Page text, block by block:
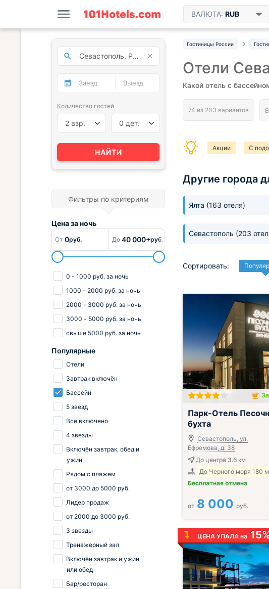
ВАЛЮТА: RUB
Гостиницы России
Отели
Какой отель с
Акции С
Другие города
Ялта (163 отеля)
Севастополь (203
Сортировать:
Завтрак включён
Парк-Отель
бухта
Севастополь, ул.
Ефремова, д. 38
До центра 3.6 км
До Черного моря 180 м
Бесплатная отмена
от 8 000 руб.
ЦЕНА УПАЛА на
Количество гостей
2 взр. 0 дет.
НАЙТИ
Фильтры по критериям
Цена заночь
От 0руб. До 40 000+руб.
0 - 1000 руб. за ночь
1000 - 2000 руб. за ночь
2000 - 3000 руб. за ночь
3000 - 5000 руб. за ночь
свыше 5000 руб. за ночь
Популярные
Отели
Завтрак включён
Бассейн
5 звезд
Всё включено
4 звезды
Включён завтрак, обед и
ужин
Рядом с пляжем
от 3000 до 5000 руб.
Лидер продаж
от 2000 до 3000 руб.
3 звезды
Тренажерный зал
Включён завтрак и ужин
или обед
Бар/ресторан